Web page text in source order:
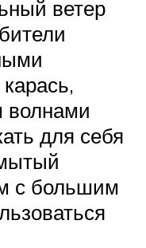
ветер
волнами
для себя
с большим